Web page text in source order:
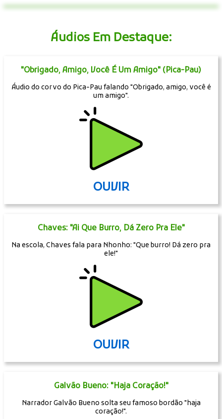
Áudios Em Destaque:
"Obrigado, Amigo, Você É Um Amigo" (Pica-Pau)
Áudio do corvo do Pica-Pau falando "Obrigado, amigo, você é
um amigo".
OUVIR
Chaves: "Ai Que Burro, Dá Zero Pra Ele"
Na escola, Chaves fala para Nhonho: "Que burro! Dá zero pra
ele!"
OUVIR
Galvão Bueno: "Haja Coração!"
Narrador Galvão Bueno solta seu famoso bordão "haja
coração!".